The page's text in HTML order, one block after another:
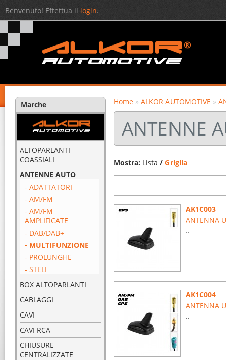
Benvenuto! Effettua il login.
Marche
ALTOPARLANTI
COASSIALI
ANTENNE AUTO
- ADATTATORI
- AM/FM
- AM/FM
AMPLIFICATE
- DAB/DAB+
- MULTIFUNZIONE
- PROLUNGHE
- STELI
BOX ALTOPARLANTI
CABLAGGI
CAVI
CAVI RCA
CHIUSURE
CENTRALIZZATE
Home » ALKOR AUTOMOTIVE »
ANTENNE
Mostra: Lista / Griglia
AK1C003
ANTENNA
..
AK1C004
ANTENNA
..